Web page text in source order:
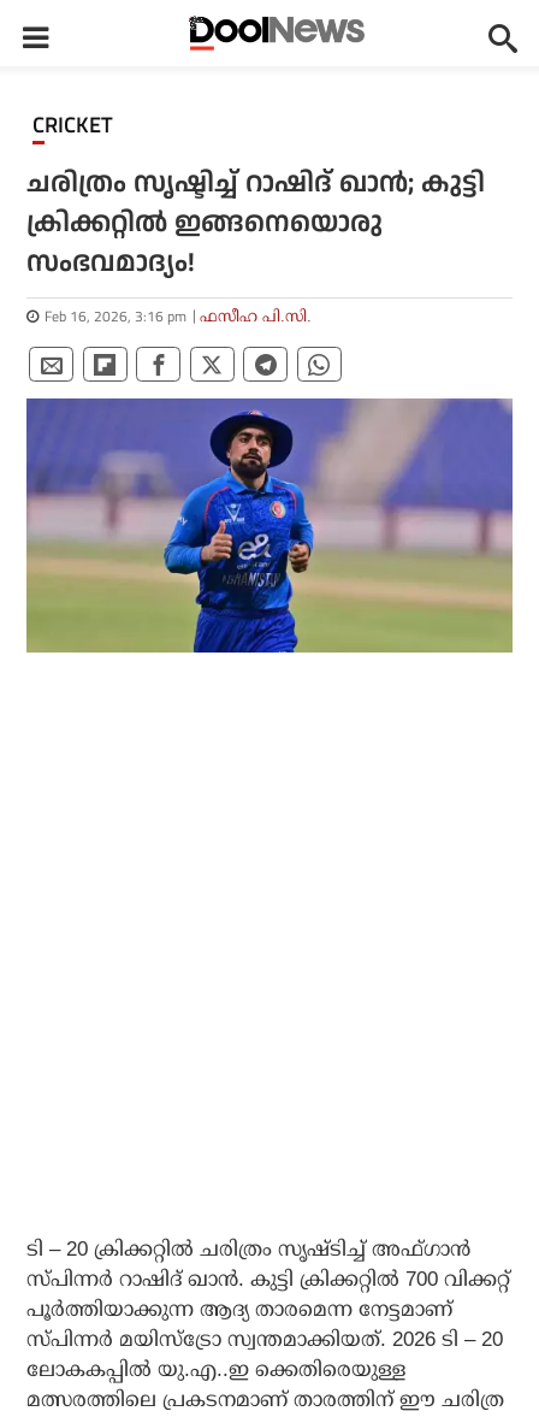
CRICKET
ചരിത്രം സൃഷ്ടിച്ച് റാഷിദ് ഖാന്‍; കുട്ടി
ക്രിക്കറ്റില്‍ ഇങ്ങനെയൊരു
സംഭവമാദ്യം!
Feb 16, 2026, 3:16 pm ഫസീഹ പി.സി.
ടി – 20 ക്രിക്കറ്റില്‍ ചരിത്രം സൃഷ്ടിച്ച് അഫ്ഗാന്‍
സ്പിന്നര്‍ റാഷിദ് ഖാന്‍. കുട്ടി ക്രിക്കറ്റില്‍ 700 വിക്കറ്റ്
പൂര്‍ത്തിയാക്കുന്ന ആദ്യ താരമെന്ന നേട്ടമാണ്
സ്പിന്നര്‍ മയിസ്ട്രോ സ്വന്തമാക്കിയത്. 2026 ടി – 20
ലോകകപ്പില്‍ യു.എ..ഇ ക്കെതിരെയുള്ള
മത്സരത്തിലെ പ്രകടനമാണ് താരത്തിന് ഈ ചരിത്ര